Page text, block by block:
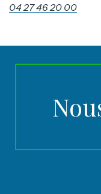
04 27 46 20 00